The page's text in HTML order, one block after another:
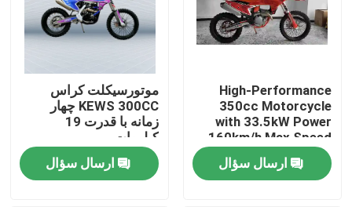
کنترل کیفیت
با ما تماس بگیرید
وبلاگ
موتور سیکلت اندرو 4 سکته مغزی
High-Performance
350cc Motorcycle
with 33.5kW Power
160km/h Max Speed
and 1460mm
Wheelbase for
Motocross
ارسال سؤال
موتورسیکلت کراس
KEWS 300CC چهار
زمانه با قدرت 19
کیلووات
ارسال سؤال